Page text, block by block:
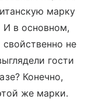
марку
И в основном,
не
гости
Конечно,
же марки.